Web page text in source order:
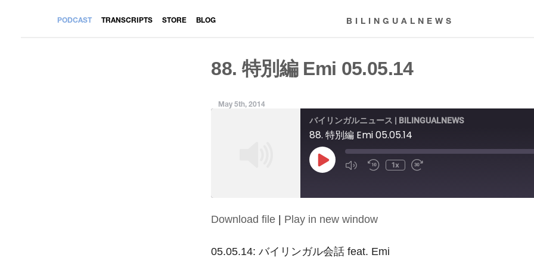
PODCAST TRANSCRIPTS STORE BLOG BILINGUALNEWS
88. 特別編 Emi 05.05.14
May 5th, 2014
バイリンガルニュース | BILINGUALNEWS
88. 特別編 Emi 05.05.14
Play
Episode
1x
SHARE
LINK
Download file | Play in new window
05.05.14: バイリンガル会話 feat. Emi